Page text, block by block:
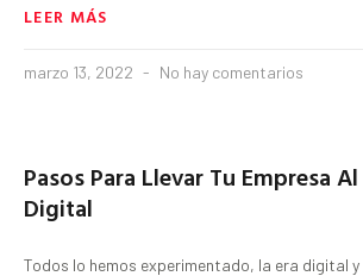
LEER MÁS
marzo 13, 2022 No hay comentarios
Pasos Para Llevar Tu Empresa
Digital
Todos lo hemos experimentado, la era digital y